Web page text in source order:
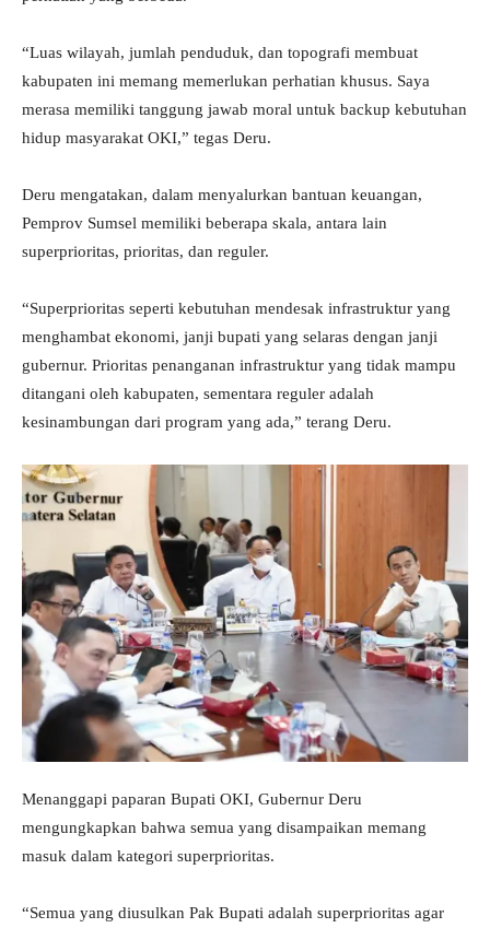
“Luas wilayah, jumlah penduduk, dan topografi membuat
kabupaten ini memang memerlukan perhatian khusus. Saya
merasa memiliki tanggung jawab moral untuk backup kebutuhan
hidup masyarakat OKI,” tegas Deru.
Deru mengatakan, dalam menyalurkan bantuan keuangan,
Pemprov Sumsel memiliki beberapa skala, antara lain
superprioritas, prioritas, dan reguler.
“Superprioritas seperti kebutuhan mendesak infrastruktur yang
menghambat ekonomi, janji bupati yang selaras dengan janji
gubernur. Prioritas penanganan infrastruktur yang tidak mampu
ditangani oleh kabupaten, sementara reguler adalah
kesinambungan dari program yang ada,” terang Deru.
Menanggapi paparan Bupati OKI, Gubernur Deru
mengungkapkan bahwa semua yang disampaikan memang
masuk dalam kategori superprioritas.
“Semua yang diusulkan Pak Bupati adalah superprioritas agar